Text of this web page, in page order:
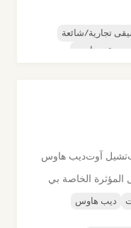
تجارية/شائعة
موسيقى هاوس
تشيل آوتديب هاوس
المؤثرة الخاصة بي
ديب هاوس